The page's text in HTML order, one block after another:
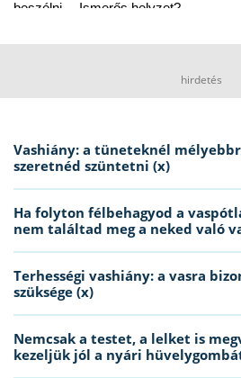
beszélni… Ismerős helyzet?
hirdetés
Vashiány: a tüneteknél
szeretnéd szüntetni (x)
Ha folyton félbehagyod a
nem találtad meg a neked való
Terhességi vashiány: a vasra
szüksége (x)
Nemcsak a testet, a lelket is
kezeljük jól a nyári